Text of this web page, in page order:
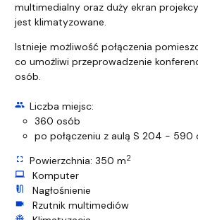
multimedialny oraz duży ekran
jest klimatyzowane.
Istnieje możliwość połączenia
co umożliwi przeprowadzenie
osób.
group Liczba miejsc:
360 osób
po połączeniu z aulą S 204 - 590
fullscreen Powierzchnia: 350 m2
computer
Komputer
mic_external_on Nagłośnienie
videocam Rzutnik multimediów